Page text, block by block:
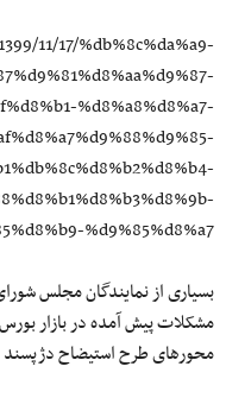
11/17/%db%8c%da%a9-
%d8%a8%d8%a7-
%d9%85%d8%a7
بسیاری از نمایندگان مجلس
مشکلات پیش آمده در بازار
محورهای طرح استیضاح دژپسند